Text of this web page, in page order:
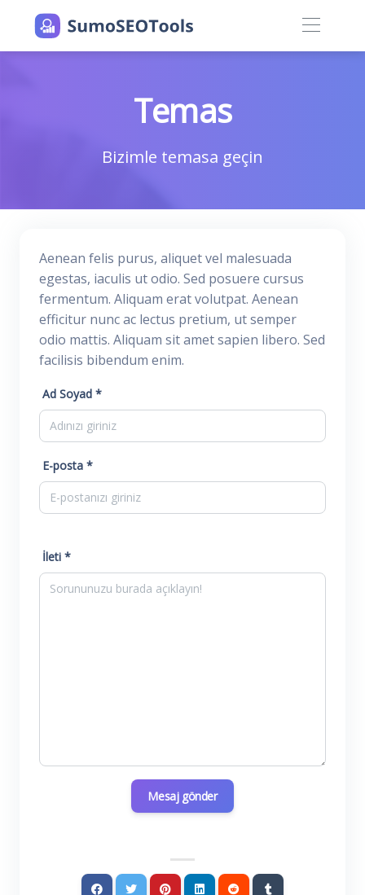
Temas
Bizimle temasa geçin
Aenean felis purus, aliquet vel malesuada
egestas, iaculis ut odio. Sed posuere cursus
fermentum. Aliquam erat volutpat. Aenean
efficitur nunc ac lectus pretium, ut semper
odio mattis. Aliquam sit amet sapien libero. Sed
facilisis bibendum enim.
Ad Soyad *
E-posta *
İleti *
Mesaj gönder